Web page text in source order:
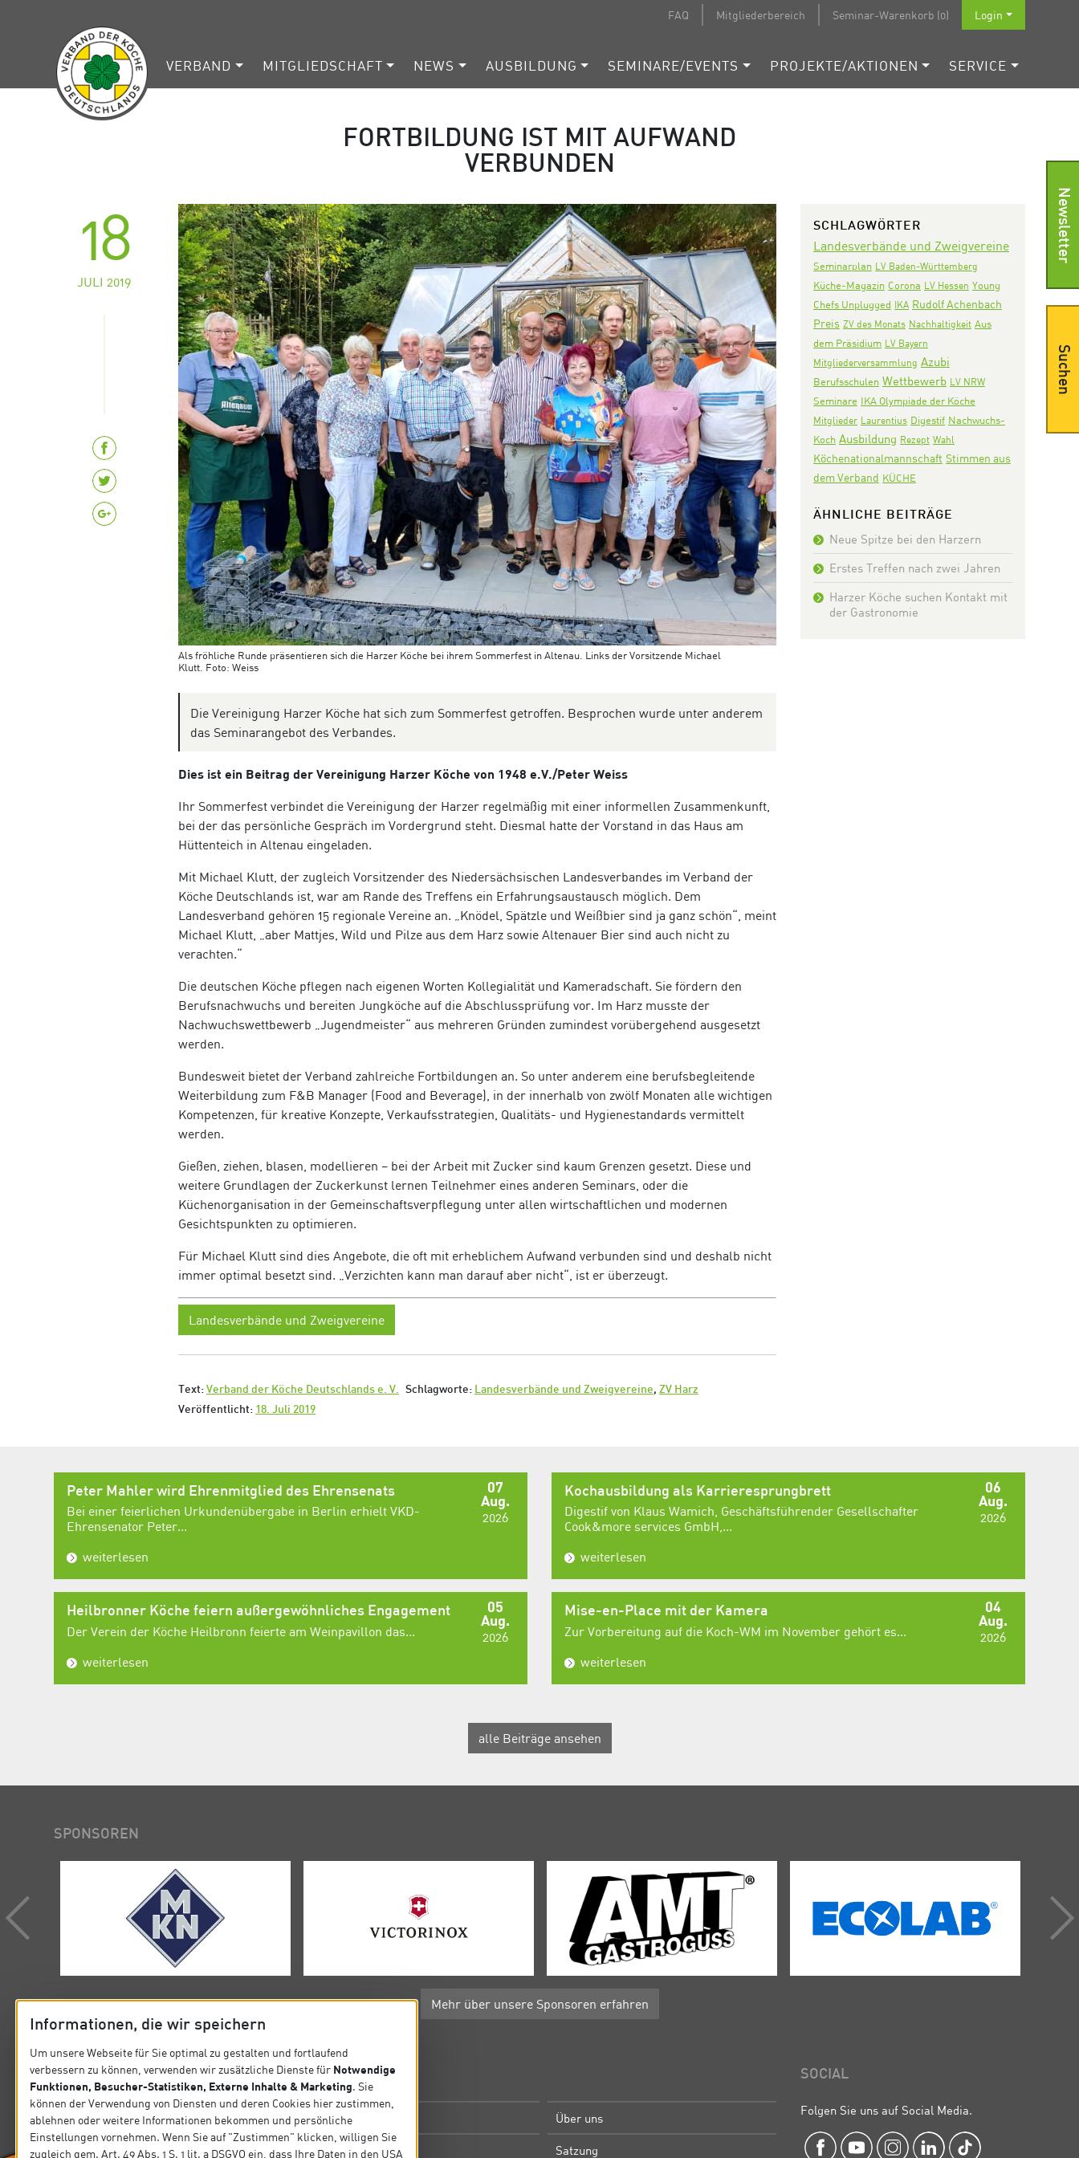
FAQ Mitgliederbereich Seminar-Warenkorb (0) Login
VERBAND MITGLIEDSCHAFT NEWS AUSBILDUNG SEMINARE/EVENTS PROJEKTE/AKTIONEN SERVICE
FORTBILDUNG IST MIT AUFWAND
VERBUNDEN
18
JULI 2019
Als fröhliche Runde präsentieren sich die Harzer Köche bei ihrem Sommerfest in Altenau. Links der Vorsitzende Michael
Klutt. Foto: Weiss
Die Vereinigung Harzer Köche hat sich zum Sommerfest getroffen. Besprochen wurde unter anderem
das Seminarangebot des Verbandes.
Dies ist ein Beitrag der Vereinigung Harzer Köche von 1948 e.V./Peter Weiss
Ihr Sommerfest verbindet die Vereinigung der Harzer regelmäßig mit einer informellen Zusammenkunft,
bei der das persönliche Gespräch im Vordergrund steht. Diesmal hatte der Vorstand in das Haus am
Hüttenteich in Altenau eingeladen.
Mit Michael Klutt, der zugleich Vorsitzender des Niedersächsischen Landesverbandes im Verband der
Köche Deutschlands ist, war am Rande des Treffens ein Erfahrungsaustausch möglich. Dem
Landesverband gehören 15 regionale Vereine an. „Knödel, Spätzle und Weißbier sind ja ganz schön“, meint
Michael Klutt, „aber Mattjes, Wild und Pilze aus dem Harz sowie Altenauer Bier sind auch nicht zu
verachten.“
Die deutschen Köche pflegen nach eigenen Worten Kollegialität und Kameradschaft. Sie fördern den
Berufsnachwuchs und bereiten Jungköche auf die Abschlussprüfung vor. Im Harz musste der
Nachwuchswettbewerb „Jugendmeister“ aus mehreren Gründen zumindest vorübergehend ausgesetzt
werden.
Bundesweit bietet der Verband zahlreiche Fortbildungen an. So unter anderem eine berufsbegleitende
Weiterbildung zum F&B Manager (Food and Beverage), in der innerhalb von zwölf Monaten alle wichtigen
Kompetenzen, für kreative Konzepte, Verkaufsstrategien, Qualitäts- und Hygienestandards vermittelt
werden.
Gießen, ziehen, blasen, modellieren – bei der Arbeit mit Zucker sind kaum Grenzen gesetzt. Diese und
weitere Grundlagen der Zuckerkunst lernen Teilnehmer eines anderen Seminars, oder die
Küchenorganisation in der Gemeinschaftsverpflegung unter allen wirtschaftlichen und modernen
Gesichtspunkten zu optimieren.
Für Michael Klutt sind dies Angebote, die oft mit erheblichem Aufwand verbunden sind und deshalb nicht
immer optimal besetzt sind. „Verzichten kann man darauf aber nicht“, ist er überzeugt.
Landesverbände und Zweigvereine
Text: Verband der Köche Deutschlands e. V. Schlagworte: Landesverbände und Zweigvereine, ZV Harz
Veröffentlicht: 18. Juli 2019
SCHLAGWÖRTER
Landesverbände und Zweigvereine
Seminarplan LV Baden-Württemberg
Küche-Magazin Corona LV Hessen Young
Chefs Unplugged IKA Rudolf Achenbach
Preis ZV des Monats Nachhaltigkeit Aus
dem Präsidium LV Bayern
Mitgliederversammlung Azubi
Berufsschulen Wettbewerb LV NRW
Seminare IKA Olympiade der Köche
Mitglieder Laurentius Digestif Nachwuchs-
Koch Ausbildung Rezept Wahl
Köchenationalmannschaft Stimmen aus
dem Verband KÜCHE
ÄHNLICHE BEITRÄGE
Neue Spitze bei den Harzern
Erstes Treffen nach zwei Jahren
Harzer Köche suchen Kontakt mit
der Gastronomie
07
Aug.
2026
Peter Mahler wird Ehrenmitglied des Ehrensenats
Bei einer feierlichen Urkundenübergabe in Berlin erhielt VKD-
Ehrensenator Peter...
weiterlesen
06
Aug.
2026
Kochausbildung als Karrieresprungbrett
Digestif von Klaus Wamich, Geschäftsführender Gesellschafter
Cook&more services GmbH,...
weiterlesen
05
Aug.
2026
Heilbronner Köche feiern außergewöhnliches Engagement
Der Verein der Köche Heilbronn feierte am Weinpavillon das...
weiterlesen
04
Aug.
2026
Mise-en-Place mit der Kamera
Zur Vorbereitung auf die Koch-WM im November gehört es...
weiterlesen
alle Beiträge ansehen
Newsletter
Suchen
SPONSOREN
Mehr über unsere Sponsoren erfahren
KONTAKT
Verband der Köche Deutschlands e.V.
Steinlestraße 32 60596 Frankfurt
SITEMAP
Startseite Über uns
Präsidium Satzung
SOCIAL
Folgen Sie uns auf Social Media.
Informationen, die wir speichern
Um unsere Webseite für Sie optimal zu gestalten und fortlaufend
verbessern zu können, verwenden wir zusätzliche Dienste für Notwendige
Funktionen, Besucher-Statistiken, Externe Inhalte & Marketing. Sie
können der Verwendung von Diensten und deren Cookies hier zustimmen,
ablehnen oder weitere Informationen bekommen und persönliche
Einstellungen vornehmen. Wenn Sie auf "Zustimmen" klicken, willigen Sie
zugleich gem. Art. 49 Abs. 1 S. 1 lit. a DSGVO ein, dass Ihre Daten in den USA